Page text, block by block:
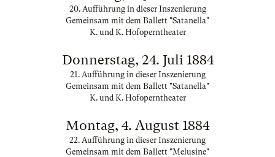
20. Aufführung in dieser Inszenierung
Gemeinsam mit dem Ballett "Satanella"
K. und K. Hofoperntheater
Donnerstag, 24. Juli 1884
21. Aufführung in dieser Inszenierung
Gemeinsam mit dem Ballett "Satanella"
K. und K. Hofoperntheater
Montag, 4. August 1884
22. Aufführung in dieser Inszenierung
Gemeinsam mit dem Ballett "Melusine"